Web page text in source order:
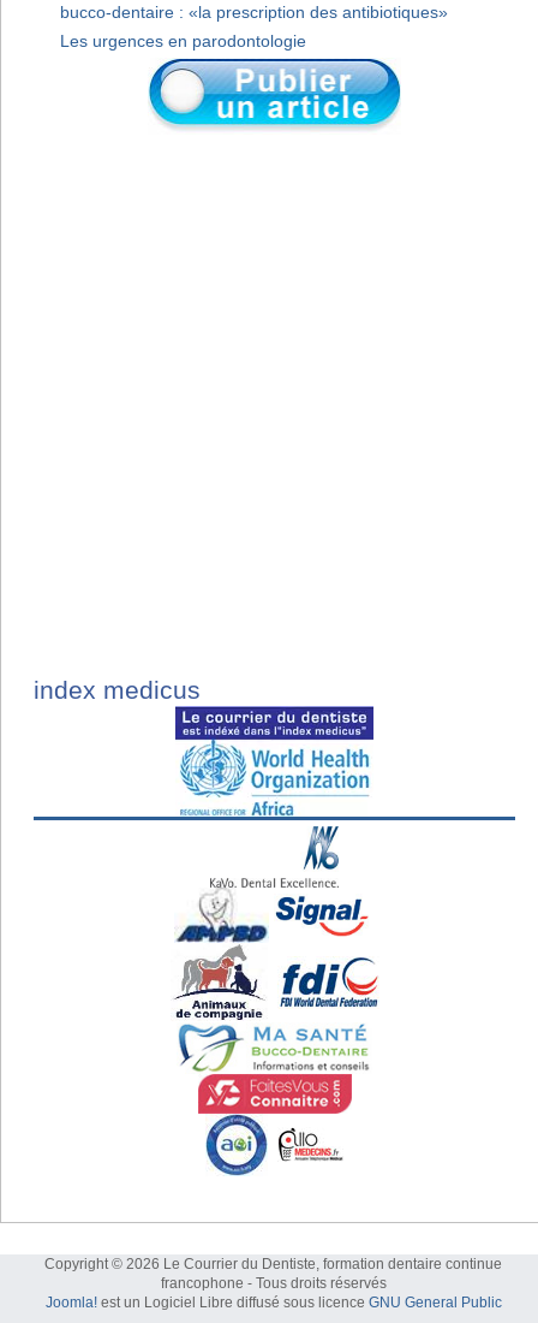
bucco-dentaire : «la prescription des antibiotiques»
Les urgences en parodontologie
index medicus
Copyright © 2026 Le Courrier du Dentiste, formation dentaire continue
francophone - Tous droits réservés
Joomla!est un Logiciel Libre diffusé sous licence GNU General Public